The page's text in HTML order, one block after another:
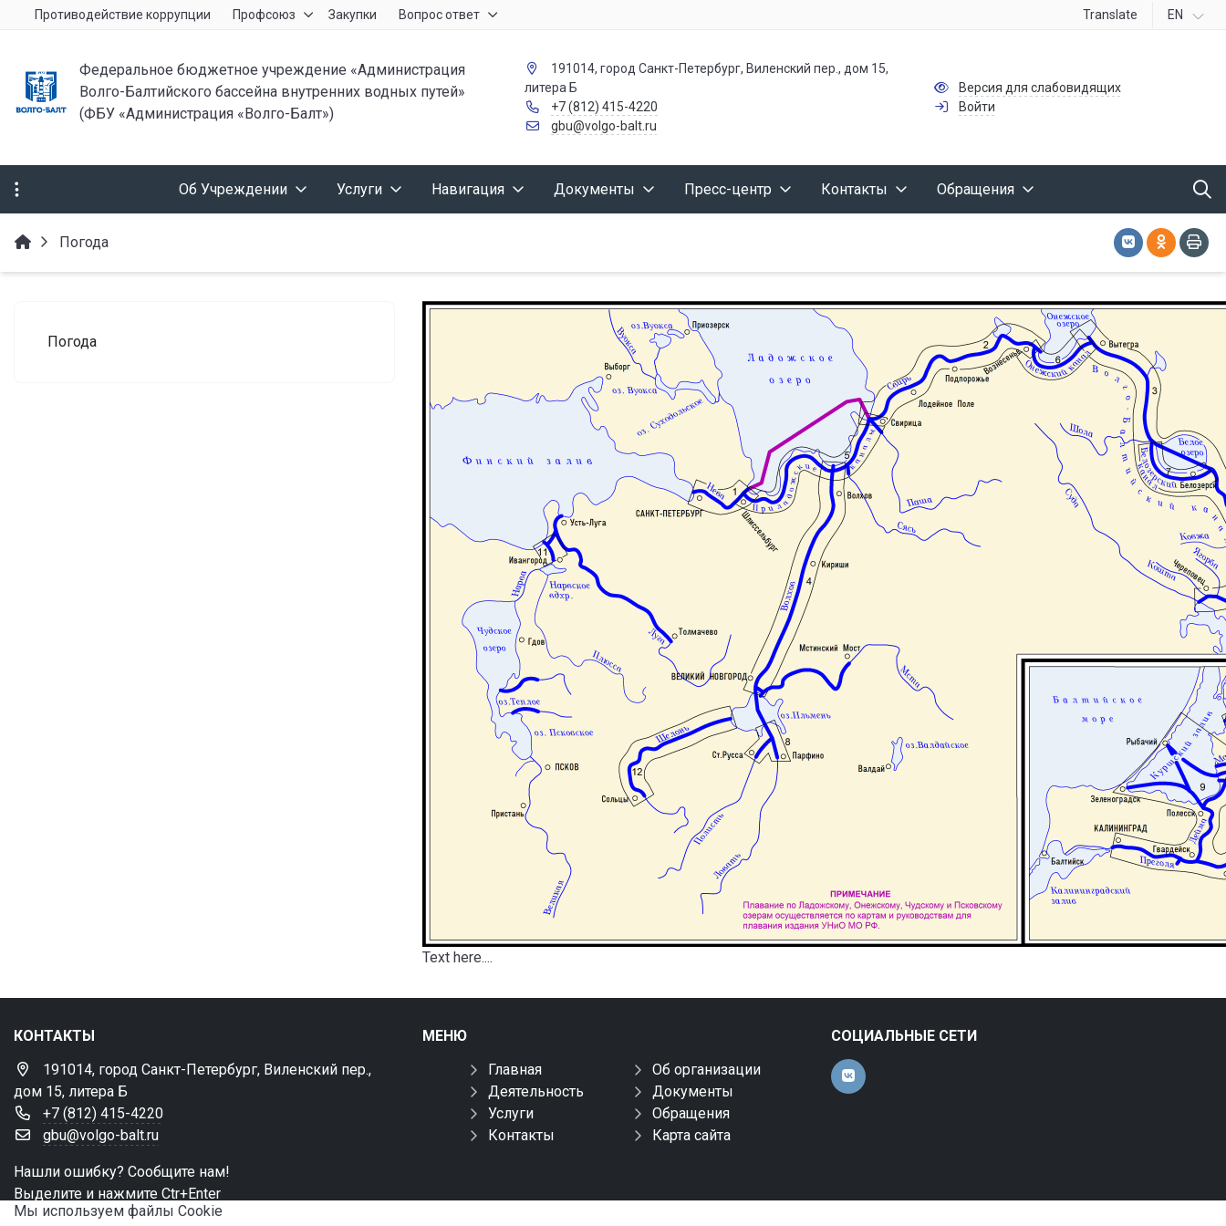
Противодействие коррупции Профсоюз Закупки Вопрос ответ Translate EN
Федеральное бюджетное учреждение «Администрация
Волго-Балтийского бассейна внутренних водных путей»
(ФБУ «Администрация «Волго-Балт»)
191014, город Санкт-Петербург, Виленский пер., дом 15,
литера Б
+7 (812) 415-4220
gbu@volgo-balt.ru
Версия для слабовидящих
Войти
Об Учреждении Услуги Навигация Документы Пресс-центр Контакты Обращения
Погода
Погода
Text here....
КОНТАКТЫ
191014, город Санкт-Петербург, Виленский пер.,
дом 15, литера Б
+7 (812) 415-4220
gbu@volgo-balt.ru
Нашли ошибку? Сообщите нам!
Выделите и нажмите Ctr+Enter
МЕНЮ
Главная
Об организации
Деятельность
Документы
Услуги
Обращения
Контакты
Карта сайта
СОЦИАЛЬНЫЕ СЕТИ
Мы используем файлы Сookie